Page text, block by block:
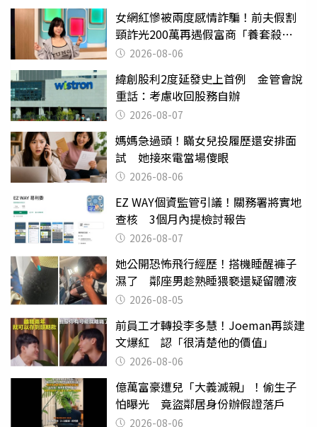
女網紅慘被兩度感情詐騙！前夫假割
頸詐光200萬再遇假富商「養套殺
2000萬」
2026-08-06
緯創股利2度延發史上首例 金管會說
重話：考慮收回股務自辦
2026-08-07
媽媽急過頭！瞞女兒投履歷還安排面
試 她接來電當場傻眼
2026-08-06
EZ WAY個資監管引議！關務署將實地
查核 3個月內提檢討報告
2026-08-07
她公開恐怖飛行經歷！搭機睡醒褲子
濕了 鄰座男趁熟睡猥褻還疑留體液
2026-08-05
前員工才轉投李多慧！Joeman再談建
文爆紅 認「很清楚他的價值」
2026-08-06
億萬富豪遭兒「大義滅親」！偷生子
怕曝光 竟盜鄰居身份辦假證落戶
2026-08-06